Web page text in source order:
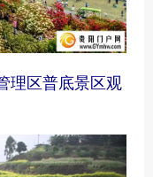
理区普底景区观